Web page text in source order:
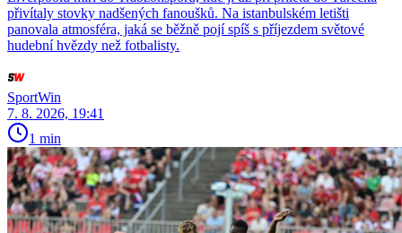
přivítaly stovky nadšených fanoušků. Na istanbulském letišti
panovala atmosféra, jaká se běžně pojí spíš s příjezdem světové
hudební hvězdy než fotbalisty.
SportWin
7. 8. 2026, 19:41
1 min